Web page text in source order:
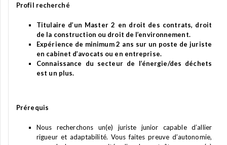
Profil recherché
Titulaire d’un Master 2 en droit des contrats, droit
de la construction ou droit de l’environnement.
Expérience de minimum 2 ans sur un poste de juriste
en cabinet d’avocats ou en entreprise.
Connaissance du secteur de l’énergie/des déchets
est un plus.
Prérequis
Nous recherchons un(e) juriste junior capable d’allier
rigueur et adaptabilité. Vous faites preuve d’autonomie,